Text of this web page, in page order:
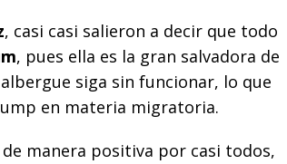
, casi casi salieron a decir que todo
, pues ella es la gran salvadora de
siga sin funcionar, lo que
en materia migratoria.
manera positiva por casi todos,